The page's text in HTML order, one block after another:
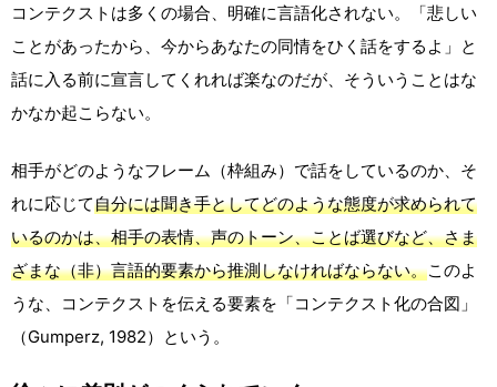
コンテクストは多くの場合、明確に言語化されない。「悲しい
ことがあったから、今からあなたの同情をひく話をするよ」と
話に入る前に宣言してくれれば楽なのだが、そういうことはな
かなか起こらない。
相手がどのようなフレーム（枠組み）で話をしているのか、そ
れに応じて自分には聞き手としてどのような態度が求められて
いるのかは、相手の表情、声のトーン、ことば選びなど、さま
ざまな（非）言語的要素から推測しなければならない。このよ
うな、コンテクストを伝える要素を「コンテクスト化の合図」
（Gumperz, 1982）という。